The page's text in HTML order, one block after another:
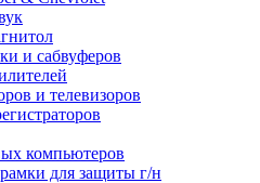
и сабвуферов
и телевизоров
компьютеров
для защиты г/н